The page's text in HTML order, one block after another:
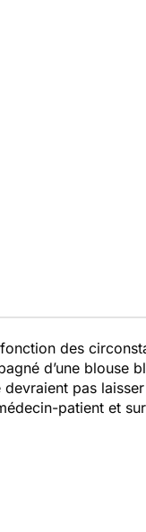
des
d’une blouse
pas
patient et